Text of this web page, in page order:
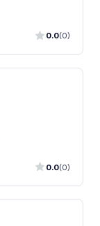
0.0(0)
0.0(0)